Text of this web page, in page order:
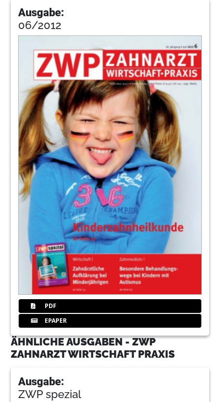
Ausgabe:
06/2012
PDF
EPAPER
ÄHNLICHE AUSGABEN - ZWP
ZAHNARZT WIRTSCHAFT PRAXIS
Ausgabe:
ZWP spezial